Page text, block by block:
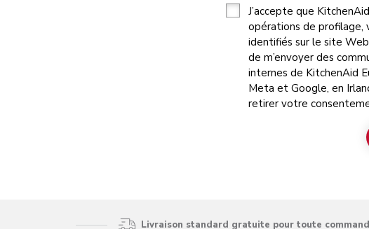
J’accepte que
opérations de profilage,
identifiés sur le site
de m’envoyer des
internes de KitchenAid
Meta et Google, en
retirer votre
Livraison standard gratuite pour toute